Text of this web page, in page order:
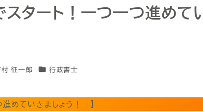
スタート！一つ一つ進めて
征一郎 カテゴリー
行政書士
進めていきましょう！ 】